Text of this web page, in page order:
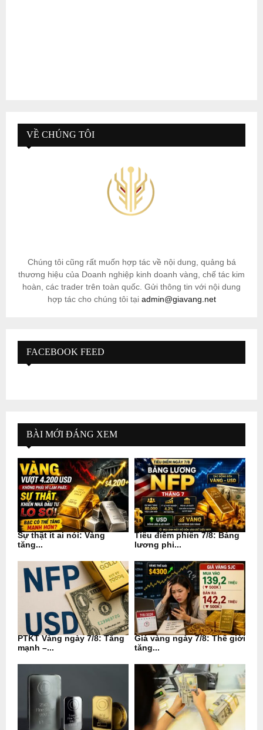
VỀ CHÚNG TÔI
Chúng tôi cũng rất muốn hợp tác về nội dung, quảng bá
thương hiệu của Doanh nghiệp kinh doanh vàng, chế tác kim
hoàn, các trader trên toàn quốc. Gửi thông tin với nội dung
hợp tác cho chúng tôi tại admin@giavang.net
FACEBOOK FEED
BÀI MỚI ĐÁNG XEM
Sự thật ít ai nói: Vàng
tăng...
Tiêu điểm phiên 7/8: Bảng
lương phi...
PTKT Vàng ngày 7/8: Tăng
mạnh –...
Giá vàng ngày 7/8: Thế giới
tăng...